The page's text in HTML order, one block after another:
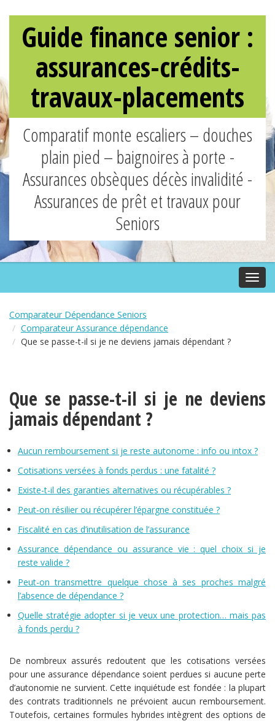
Guide finance senior :
assurances-crédits-
travaux-placements
Comparatif monte escaliers – douches
plain pied – baignoires à porte -
Assurances obsèques décès invalidité -
Assurances de prêt et travaux pour
Seniors
Comparateur Dépendance Seniors
Comparateur Assurance dépendance
Que se passe-t-il si je ne deviens jamais dépendant ?
Que se passe-t-il si je ne deviens
jamais dépendant ?
Aucun remboursement si je reste autonome : info ou intox ?
Cotisations versées à fonds perdus : une fatalité ?
Existe-t-il des garanties alternatives ou récupérables ?
Peut-on résilier ou récupérer l’épargne constituée ?
Fiscalité en cas d’inutilisation de l’assurance
Assurance dépendance ou assurance vie : quel choix si je
reste valide ?
Peut-on transmettre quelque chose à ses proches malgré
l’absence de dépendance ?
Quelle stratégie adopter si je veux une protection… mais pas
à fonds perdu ?
De nombreux assurés redoutent que les cotisations versées
pour une assurance dépendance soient perdues si aucune perte
d’autonomie ne survient. Cette inquiétude est fondée : la plupart
des contrats traditionnels ne prévoient aucun remboursement.
Toutefois, certaines formules hybrides intègrent des options de